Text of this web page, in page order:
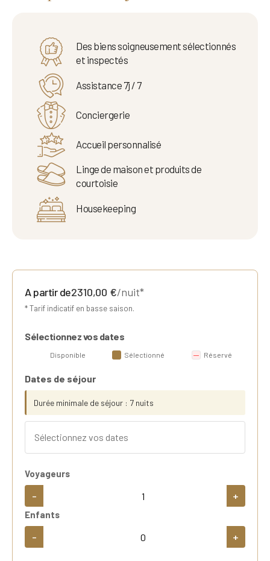
Des biens soigneusement sélectionnés
et inspectés
Assistance 7j / 7
Conciergerie
Accueil personnalisé
Linge de maison et produits de
courtoisie
Housekeeping
A partir de2310,00 €/nuit*
* Tarif indicatif en basse saison.
Sélectionnez vos dates
Disponible Sélectionné Réservé
Dates de séjour
Durée minimale de séjour : 7 nuits
Voyageurs
- +
Enfants
- +